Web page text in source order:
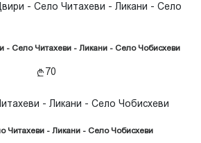
- Село Читахеви - Ликани - Село Чобисхеви
70
Читахеви - Ликани - Село Чобисхеви